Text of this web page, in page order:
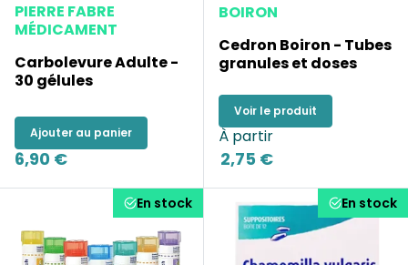
PIERRE FABRE
MÉDICAMENT
Carbolevure Adulte -
30 gélules
Ajouter au panier
6,90 €
BOIRON
Cedron Boiron - Tubes
granules et doses
Voir le produit
À partir
2,75 €
En stock En stock